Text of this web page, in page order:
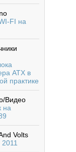
FI на
АТХ в
практике
Видео
на
Volts